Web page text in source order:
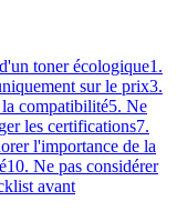
toner écologique1.
sur le prix3.
compatibilité5. Ne
les certifications7.
l'importance de la
10. Ne pas considérer
avant